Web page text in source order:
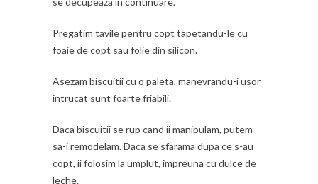
Pregatim tavile pentru copt tapetandu-le cu
foaie de copt sau folie din silicon.
Asezam biscuitii cu o paleta, manevrandu-i usor
intrucat sunt foarte friabili.
Daca biscuitii se rup cand ii manipulam, putem
sa-i remodelam. Daca se sfarama dupa ce s-au
copt, ii folosim la umplut, impreuna cu dulce de
leche.